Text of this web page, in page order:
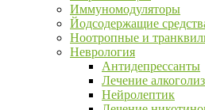
Иммуномодуляторы
Йодсодержащие
Ноотропные и
Неврология
Антидепрессанты
Лечение
Нейролептик